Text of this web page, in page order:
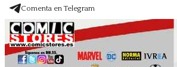
Comenta en Telegram